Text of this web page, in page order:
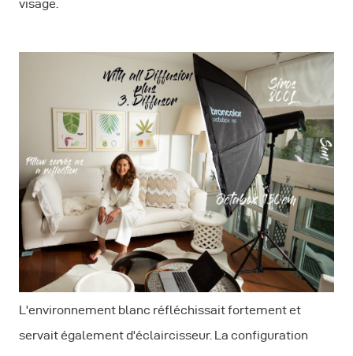
visage.
L'environnement blanc réfléchissait fortement et
servait également d'éclaircisseur. La configuration